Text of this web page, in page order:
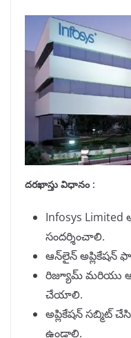
దరఖాస్తు విధానం :
Infosys Limited
సందర్శించాలి.
ఆన్‌లైన్ అప్లికేషన్
రిజ్యూమ్ మరియు
చేయాలి.
అప్లికేషన్ సబ్మిట్
ఉండాలి.